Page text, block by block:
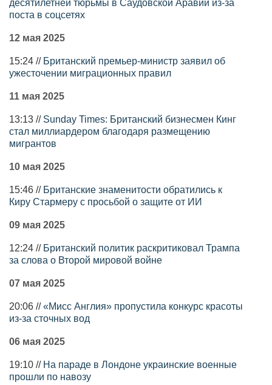
десятилетней тюрьмы в Саудовской Аравии из-за
поста в соцсетях
12 мая 2025
15:24 // Британский премьер-министр заявил об
ужесточении миграционных правил
11 мая 2025
13:13 // Sunday Times: Британский бизнесмен Кинг
стал миллиардером благодаря размещению
мигрантов
10 мая 2025
15:46 // Британские знаменитости обратились к
Киру Стармеру с просьбой о защите от ИИ
09 мая 2025
12:24 // Британский политик раскритиковал Трампа
за слова о Второй мировой войне
07 мая 2025
20:06 //«Мисс Англия» пропустила конкурс красоты
из-за сточных вод
06 мая 2025
19:10 // На параде в Лондоне украинские военные
прошли по навозу